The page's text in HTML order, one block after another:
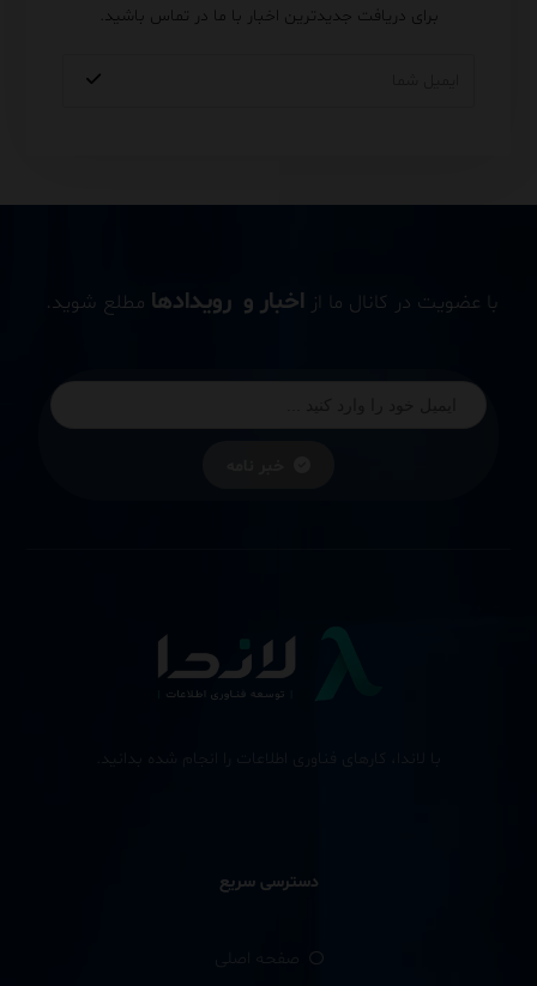
برای دریافت جدیدترین اخبار با ما در تماس باشید.
با عضویت در کانال ما از اخبار و رویدادها مطلع شوید.
با لاندا، کارهای فناوری اطلاعات را انجام شده بدانید.
دسترسی سریع
صفحه اصلی